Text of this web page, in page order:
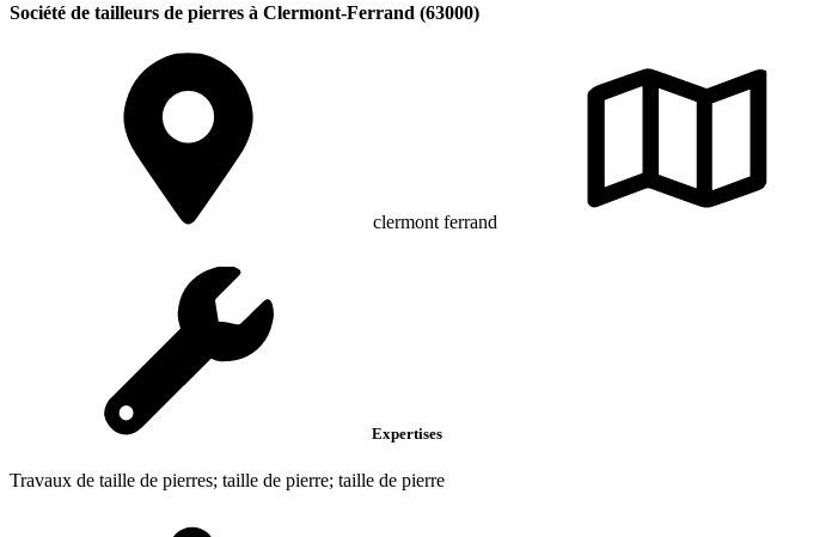
Société de tailleurs de pierres à Clermont-Ferrand (63000)
clermont ferrand
Expertises
Travaux de taille de pierres; taille de pierre; taille de pierre